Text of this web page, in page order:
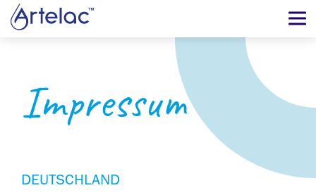
Impressum
DEUTSCHLAND